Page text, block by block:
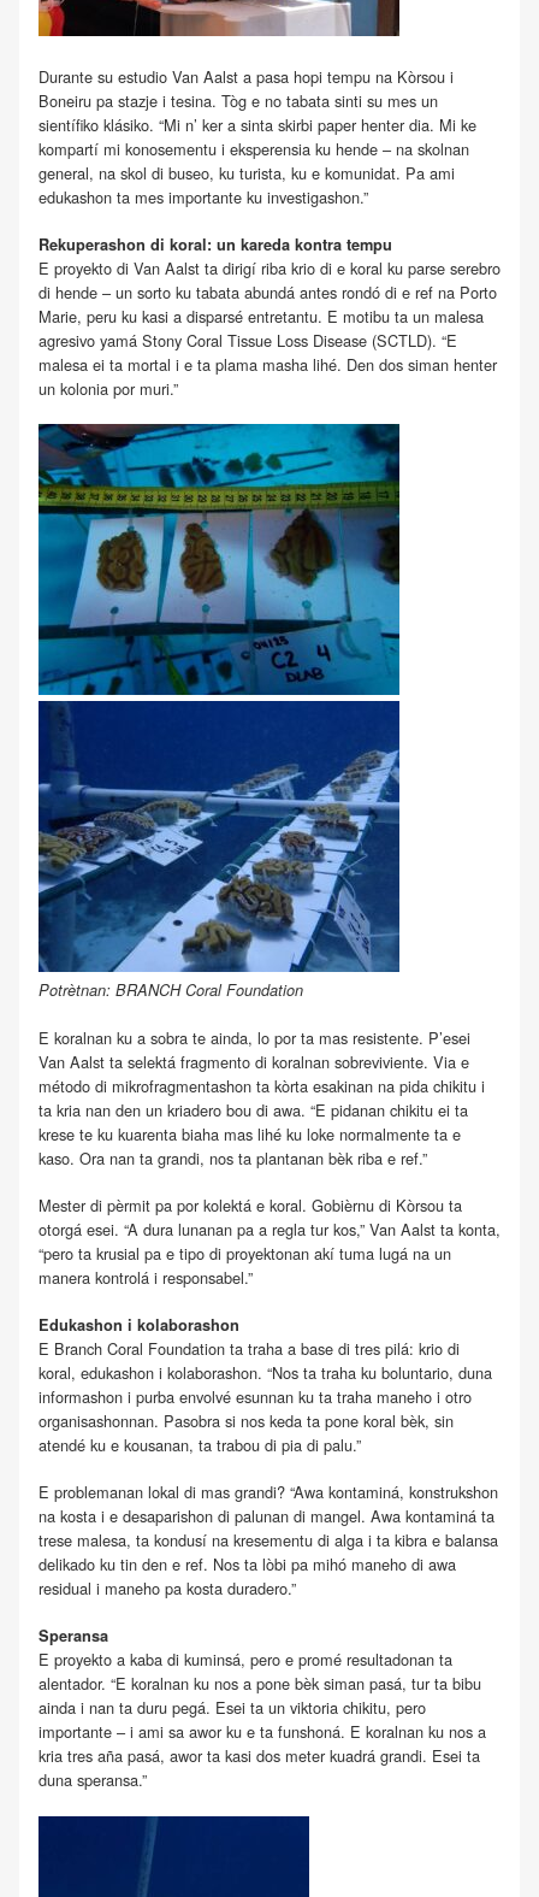
Durante su estudio Van Aalst a pasa hopi tempu na Kòrsou i
Boneiru pa stazje i tesina. Tòg e no tabata sinti su mes un
sientífiko klásiko. “Mi n’ ker a sinta skirbi paper henter dia. Mi ke
kompartí mi konosementu i eksperensia ku hende – na skolnan
general, na skol di buseo, ku turista, ku e komunidat. Pa ami
edukashon ta mes importante ku investigashon.”
Rekuperashon di koral: un kareda kontra tempu
E proyekto di Van Aalst ta dirigí riba krio di e koral ku parse serebro
di hende – un sorto ku tabata abundá antes rondó di e ref na Porto
Marie, peru ku kasi a disparsé entretantu. E motibu ta un malesa
agresivo yamá Stony Coral Tissue Loss Disease (SCTLD). “E
malesa ei ta mortal i e ta plama masha lihé. Den dos siman henter
un kolonia por muri.”
Potrètnan: BRANCH Coral Foundation
E koralnan ku a sobra te ainda, lo por ta mas resistente. P’esei
Van Aalst ta selektá fragmento di koralnan sobreviviente. Via e
método di mikrofragmentashon ta kòrta esakinan na pida chikitu i
ta kria nan den un kriadero bou di awa. “E pidanan chikitu ei ta
krese te ku kuarenta biaha mas lihé ku loke normalmente ta e
kaso. Ora nan ta grandi, nos ta plantanan bèk riba e ref.”
Mester di pèrmit pa por kolektá e koral. Gobièrnu di Kòrsou ta
otorgá esei. “A dura lunanan pa a regla tur kos,” Van Aalst ta konta,
“pero ta krusial pa e tipo di proyektonan akí tuma lugá na un
manera kontrolá i responsabel.”
Edukashon i kolaborashon
E Branch Coral Foundation ta traha a base di tres pilá: krio di
koral, edukashon i kolaborashon. “Nos ta traha ku boluntario, duna
informashon i purba envolvé esunnan ku ta traha maneho i otro
organisashonnan. Pasobra si nos keda ta pone koral bèk, sin
atendé ku e kousanan, ta trabou di pia di palu.”
E problemanan lokal di mas grandi? “Awa kontaminá, konstrukshon
na kosta i e desaparishon di palunan di mangel. Awa kontaminá ta
trese malesa, ta kondusí na kresementu di alga i ta kibra e balansa
delikado ku tin den e ref. Nos ta lòbi pa mihó maneho di awa
residual i maneho pa kosta duradero.”
Speransa
E proyekto a kaba di kuminsá, pero e promé resultadonan ta
alentador. “E koralnan ku nos a pone bèk siman pasá, tur ta bibu
ainda i nan ta duru pegá. Esei ta un viktoria chikitu, pero
importante – i ami sa awor ku e ta funshoná. E koralnan ku nos a
kria tres aña pasá, awor ta kasi dos meter kuadrá grandi. Esei ta
duna speransa.”